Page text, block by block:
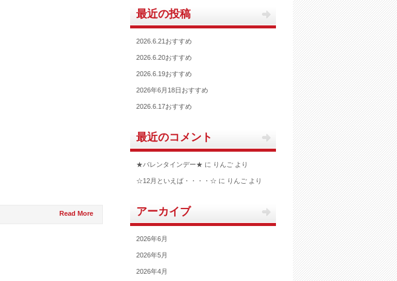
Read More
最近の投稿
2026.6.21おすすめ
2026.6.20おすすめ
2026.6.19おすすめ
2026年6月18日おすすめ
2026.6.17おすすめ
最近のコメント
★バレンタインデー★ に りんご より
☆12月といえば・・・・☆ に りんご より
アーカイブ
2026年6月
2026年5月
2026年4月